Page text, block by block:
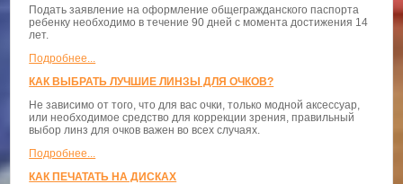
Подать заявление на оформление общегражданского паспорта
ребенку необходимо в течение 90 дней с момента достижения 14
лет.
Подробнее...
КАК ВЫБРАТЬ ЛУЧШИЕ ЛИНЗЫ ДЛЯ ОЧКОВ?
Не зависимо от того, что для вас очки, только модной аксессуар,
или необходимое средство для коррекции зрения, правильный
выбор линз для очков важен во всех случаях.
Подробнее...
КАК ПЕЧАТАТЬ НА ДИСКАХ